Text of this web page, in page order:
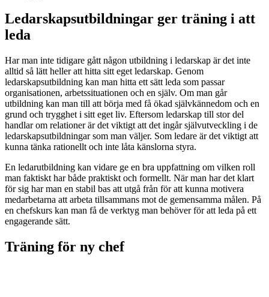
Ledarskapsutbildningar ger träning i att
leda
Har man inte tidigare gått någon utbildning i ledarskap är det inte
alltid så lätt heller att hitta sitt eget ledarskap. Genom
ledarskapsutbildning kan man hitta ett sätt leda som passar
organisationen, arbetssituationen och en själv. Om man går
utbildning kan man till att börja med få ökad självkännedom och en
grund och trygghet i sitt eget liv. Eftersom ledarskap till stor del
handlar om relationer är det viktigt att det ingår självutveckling i de
ledarskapsutbildningar som man väljer. Som ledare är det viktigt att
kunna tänka rationellt och inte låta känslorna styra.
En ledarutbildning kan vidare ge en bra uppfattning om vilken roll
man faktiskt har både praktiskt och formellt. När man har det klart
för sig har man en stabil bas att utgå från för att kunna motivera
medarbetarna att arbeta tillsammans mot de gemensamma målen. På
en chefskurs kan man få de verktyg man behöver för att leda på ett
engagerande sätt.
Träning för ny chef